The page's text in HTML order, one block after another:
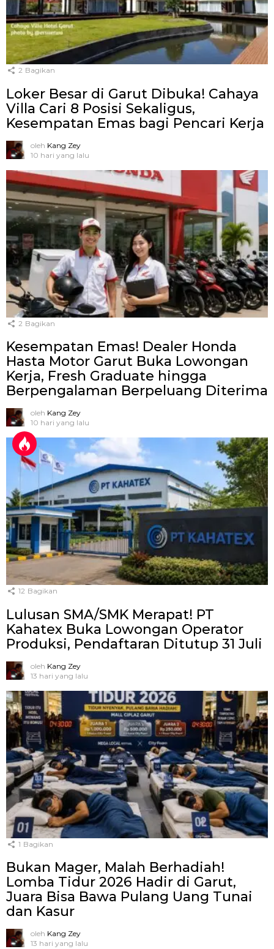
2 Bagikan
Loker Besar di Garut Dibuka! Cahaya
Villa Cari 8 Posisi Sekaligus,
Kesempatan Emas bagi Pencari Kerja
oleh Kang Zey
10 hari yang lalu
2 Bagikan
Kesempatan Emas! Dealer Honda
Hasta Motor Garut Buka Lowongan
Kerja, Fresh Graduate hingga
Berpengalaman Berpeluang Diterima
oleh Kang Zey
10 hari yang lalu
12 Bagikan
Lulusan SMA/SMK Merapat! PT
Kahatex Buka Lowongan Operator
Produksi, Pendaftaran Ditutup 31 Juli
oleh Kang Zey
13 hari yang lalu
1 Bagikan
Bukan Mager, Malah Berhadiah!
Lomba Tidur 2026 Hadir di Garut,
Juara Bisa Bawa Pulang Uang Tunai
dan Kasur
oleh Kang Zey
13 hari yang lalu